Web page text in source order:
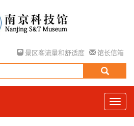
景区客流量和舒适度 馆长信箱